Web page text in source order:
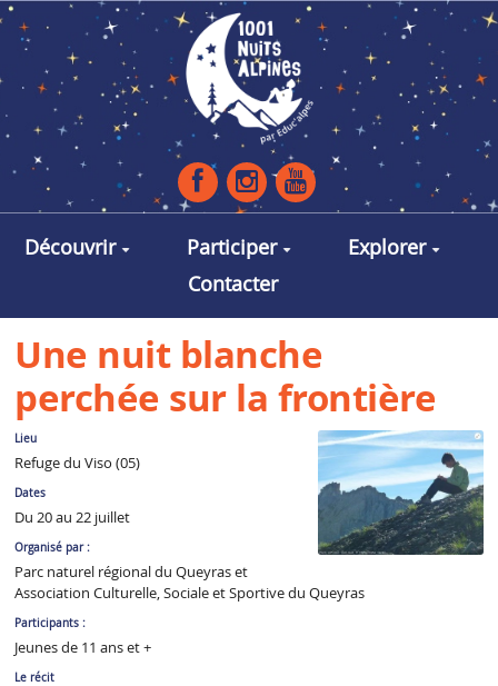
Aller au contenu principal
Découvrir Participer
Explorer
Contacter
Une nuit blanche
perchée sur la frontière
Lieu
Refuge du Viso (05)
Dates
Du 20 au 22 juillet
Organisé par :
Parc naturel régional du Queyras et
Association Culturelle, Sociale et Sportive du Queyras
Participants :
Jeunes de 11 ans et +
Le récit